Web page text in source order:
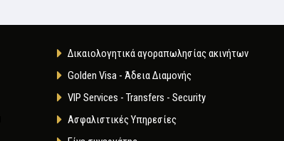
Δικαιολογητικά αγοραπωλησίας ακινήτων
Golden Visa - Άδεια Διαμονής
VIP Services - Transfers - Security
Ασφαλιστικές Υπηρεσίες